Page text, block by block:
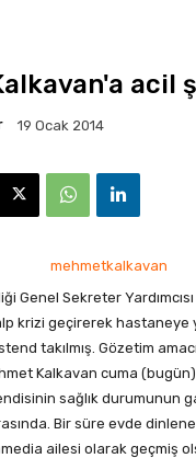
acil
19 Ocak 2014
Genel Sekreter
krizi geçirerek hastaneye
takılmış. Gözetim
Kalkavan cuma
sağlık durumunun
Bir süre evde
ailesi olarak geçmiş